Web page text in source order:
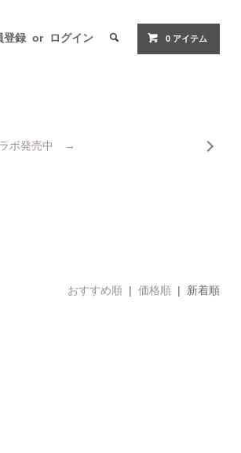
登録 or ログイン 0 アイテム
ラボ発売中 →
おすすめ順 |価格順 | 新着順